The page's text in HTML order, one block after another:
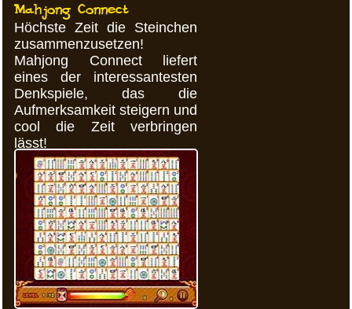
Mahjong Connect
Höchste Zeit die Steinchen
zusammenzusetzen!
Mahjong Connect liefert
eines der interessantesten
Denkspiele, das die
Aufmerksamkeit steigern und
cool die Zeit verbringen
lässt!